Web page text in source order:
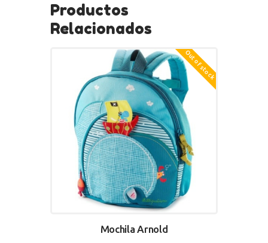
Productos
Relacionados
Out of stock
Mochila Arnold